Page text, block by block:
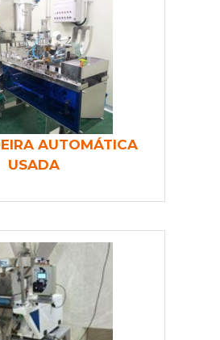
AUTOMÁTICA
USADA